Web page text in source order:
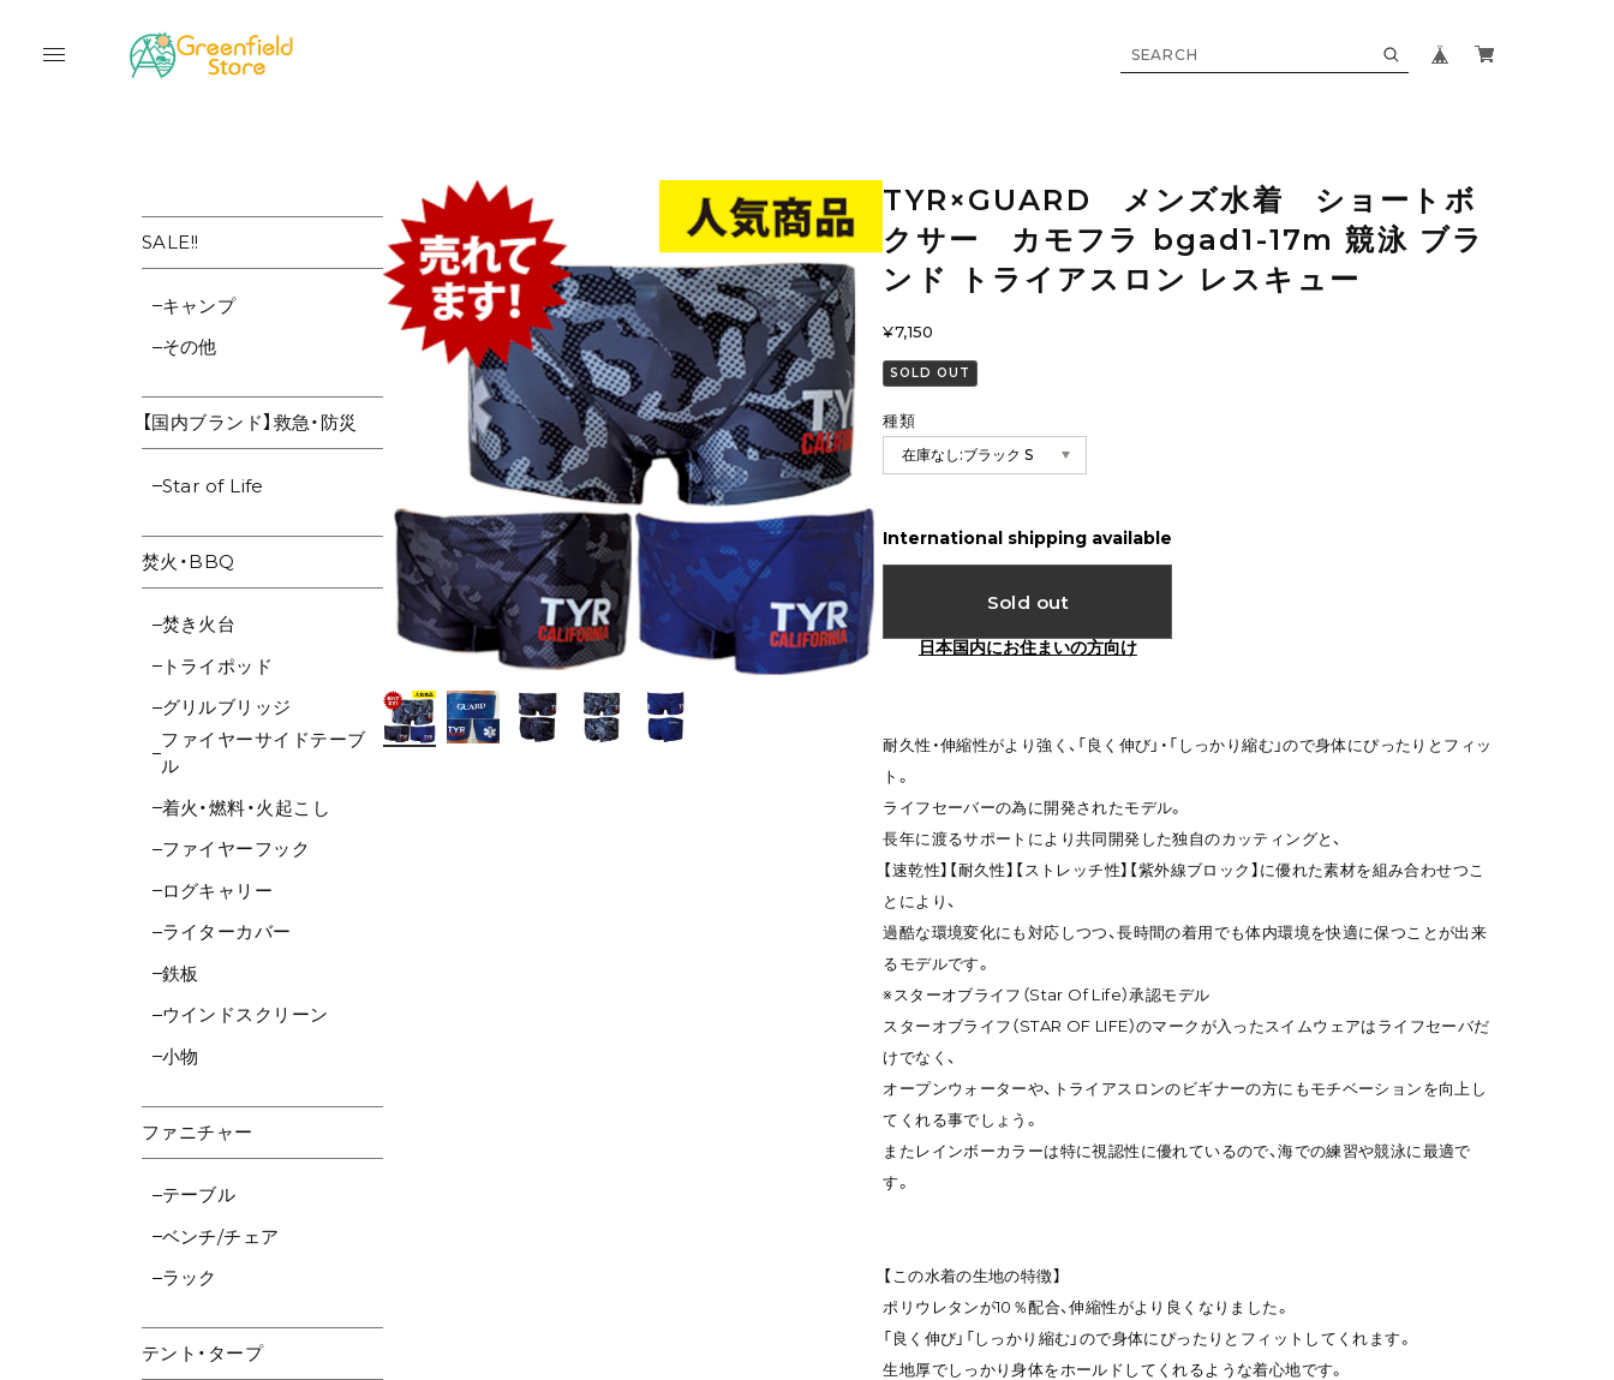
SALE!!
キャンプ
その他
【国内ブランド】救急・防災
Star of Life
焚火・BBQ
焚き火台
トライポッド
グリルブリッジ
ファイヤーサイドテーブ
ル
着火・燃料・火起こし
ファイヤーフック
ログキャリー
ライターカバー
鉄板
ウインドスクリーン
小物
ファニチャー
テーブル
ベンチ/チェア
ラック
テント・タープ
TYR×GUARD メンズ水着 ショートボ
クサー カモフラ bgad1-17m 競泳 ブラ
ンド トライアスロン レスキュー
¥7,150
SOLD OUT
種類
International shipping available
Sold out
日本国内にお住まいの方向け
耐久性・伸縮性がより強く、「良く伸び」・「しっかり縮む」ので身体にぴったりとフィッ
ト。
ライフセーバーの為に開発されたモデル。
長年に渡るサポートにより共同開発した独自のカッティングと、
【速乾性】【耐久性】【ストレッチ性】【紫外線ブロック】に優れた素材を組み合わせつこ
とにより、
過酷な環境変化にも対応しつつ、長時間の着用でも体内環境を快適に保つことが出来
るモデルです。
※スターオブライフ（Star Of Life）承認モデル
スターオブライフ（STAR OF LIFE）のマークが入ったスイムウェアはライフセーバだ
けでなく、
オープンウォーターや、トライアスロンのビギナーの方にもモチベーションを向上し
てくれる事でしょう。
またレインボーカラーは特に視認性に優れているので、海での練習や競泳に最適で
す。
【この水着の生地の特徴】
ポリウレタンが10％配合、伸縮性がより良くなりました。
「良く伸び」「しっかり縮む」ので身体にぴったりとフィットしてくれます。
生地厚でしっかり身体をホールドしてくれるような着心地です。